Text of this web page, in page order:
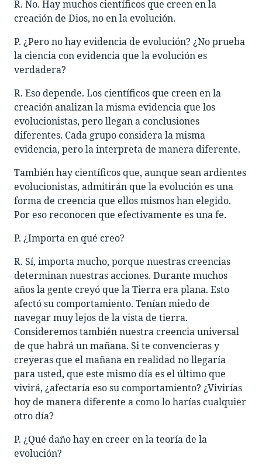
R. No. Hay muchos científicos que creen en la
creación de Dios, no en la evolución.
P. ¿Pero no hay evidencia de evolución? ¿No prueba
la ciencia con evidencia que la evolución es
verdadera?
R. Eso depende. Los científicos que creen en la
creación analizan la misma evidencia que los
evolucionistas, pero llegan a conclusiones
diferentes. Cada grupo considera la misma
evidencia, pero la interpreta de manera diferente.
También hay científicos que, aunque sean ardientes
evolucionistas, admitirán que la evolución es una
forma de creencia que ellos mismos han elegido.
Por eso reconocen que efectivamente es una fe.
P. ¿Importa en qué creo?
R. Sí, importa mucho, porque nuestras creencias
determinan nuestras acciones. Durante muchos
años la gente creyó que la Tierra era plana. Esto
afectó su comportamiento. Tenían miedo de
navegar muy lejos de la vista de tierra.
Consideremos también nuestra creencia universal
de que habrá un mañana. Si te convencieras y
creyeras que el mañana en realidad no llegaría
para usted, que este mismo día es el último que
vivirá, ¿afectaría eso su comportamiento? ¿Vivirías
hoy de manera diferente a como lo harías cualquier
otro día?
P. ¿Qué daño hay en creer en la teoría de la
evolución?